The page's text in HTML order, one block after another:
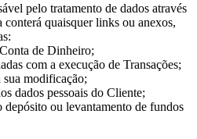
pelo tratamento de dados através
quaisquer links ou anexos,
de Dinheiro;
com a execução de Transações;
sua modificação;
dados pessoais do Cliente;
depósito ou levantamento de fundos